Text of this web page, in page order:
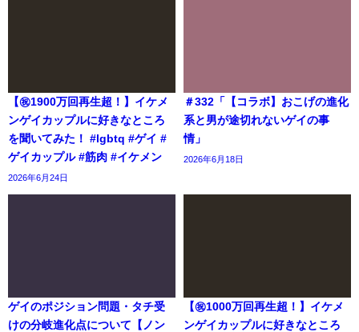
【㊗️1900万回再生超！】イケメ
ンゲイカップルに好きなところ
を聞いてみた！ #lgbtq #ゲイ #
ゲイカップル #筋肉 #イケメン
2026年6月24日
＃332「【コラボ】おこげの進化
系と男が途切れないゲイの事
情」
2026年6月18日
ゲイのポジション問題・タチ受
けの分岐進化点について【ノン
【㊗️1000万回再生超！】イケメ
ンゲイカップルに好きなところ